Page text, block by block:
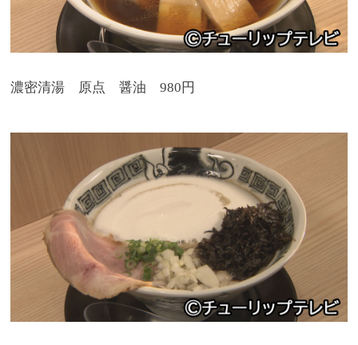
濃密清湯 原点 醤油 980円